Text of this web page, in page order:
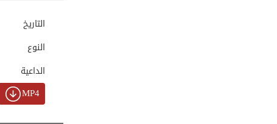
التاريخ
النوع
الداعية
MP4